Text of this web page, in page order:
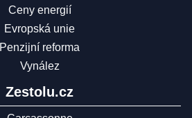
Ceny energií
Evropská unie
Penzijní reforma
Vynález
Zestolu.cz